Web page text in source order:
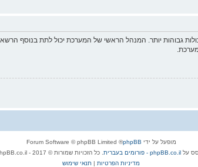
גבוהות יותר. המנהל הראשי של המערכת יכול לתת בנוסף
מופעל על ידי phpBB
® Forum Software © phpBB Limited
עלphpBB.co.il - פורומים בעברית
. כל הזכויות שמורות © 2017 - phpBB.co.il.
מדיניות הפרטיות | תנאי שימוש